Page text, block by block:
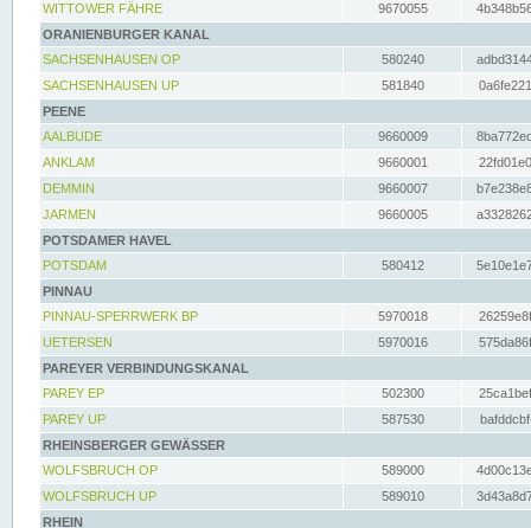
WITTOWER FÄHRE
9670055
ORANIENBURGER KANAL
SACHSENHAUSEN OP
580240
SACHSENHAUSEN UP
581840
PEENE
AALBUDE
9660009
ANKLAM
9660001
DEMMIN
9660007
JARMEN
9660005
POTSDAMER HAVEL
POTSDAM
580412
PINNAU
PINNAU-SPERRWERK BP
5970018
UETERSEN
5970016
PAREYER VERBINDUNGSKANAL
PAREY EP
502300
PAREY UP
587530
RHEINSBERGER GEWÄSSER
WOLFSBRUCH OP
589000
WOLFSBRUCH UP
589010
RHEIN